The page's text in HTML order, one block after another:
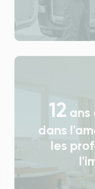
12 ans
dans
les